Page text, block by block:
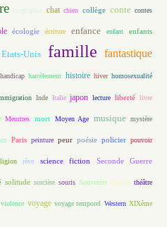
biographie chat chien collège conte contes
écologie écriture enfance enfant enfants
Etats-Unis famille fantastique
handicap harcèlement histoire hiver homosexualité
Inde Italie japon lecture liberté livre
Meurtres mort Moyen Age musique mystère
Paris peinture peur poésie policier pouvoir
rêve science fiction Seconde Guerre
solitude sorcière souris Souvenirs survie théâtre
violence voyage voyage temporel Western XIXème